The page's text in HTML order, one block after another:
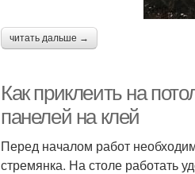
читать дальше →
Как приклеить на
панелей на клей
Перед началом работ
стремянка. На столе работать